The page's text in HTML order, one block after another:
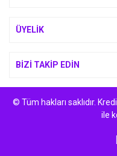
ÜYELİK
BİZİ TAKİP EDİN
© Tüm hakları saklıdır.
ile